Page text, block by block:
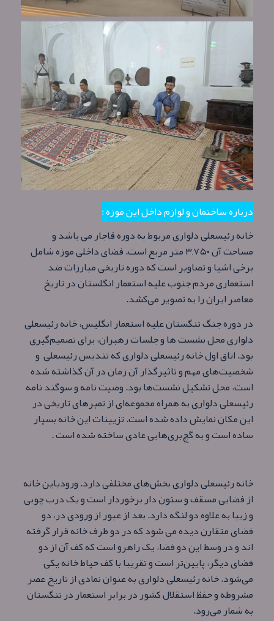
درباره ساختمان و لوازم داخل این موزه :
خانه رئیسعلی دلواری مربوط به دوره قاجار می باشد و
مساحت آن ۳,۷۵۰ متر مربع است. فضای داخلی موزه شامل
برخی اشیا و تصاویر است که دوره تاریخی مبارزات ضد
استعماری مردم جنوب علیه استعمار انگلستان در تاریخ
معاصر ایران را به تصویر می‌کشد.
در دوره جنگ تنگستان علیه استعمار انگلیس، خانه رئیسعلی
دلواری محل نشست‌ ها و جلسات رهبران، برای تصمیم‌گیری
بود. اتاق اول خانه رئیسعلی دلواری که تندیس رئیسعلی و
شخصیت‌های مهم و تاثیرگذار آن زمان در آن گذاشته شده
است، محل تشکیل نشست‌ها بود. وصیت‌ نامه و سوگند نامه
رئیسعلی دلواری به‌ همراه مجموعه‌ای از تمبرهای تاریخی در
این مکان نمایش داده شده است. تزیینات این خانه بسیار
ساده است و به گچ‌بری‌هایی عادی ساخته شده است .
خانه رئیسعلی دلواری بخش‌های مختلفی دارد. ورودیاین خانه
از فضایی مسقف و ستون‌ دار برخوردار است و یک درب چوبی
و زیبا به‌ علاوه دو لنگه دارد. بعد از عبور از ورودی در، دو
فضای متقارن دیده می شود که در دو طرف خانه قرار گرفته
اند و در وسط این دو فضا، یک راهرو است که کف آن از دو
فضای دیگر، پایین‌تر است و تقریبا با کف حیاط خانه یکی
می‌شود. خانه رئیسعلی دلواری به‌ عنوان نمادی از تاریخ عصر
مشروطه و حفظ استقلال کشور در برابر استعمار در تنگستان
به شمار می‌رود.